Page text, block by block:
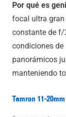
Por qué es
focal ultra
constante de f/
condiciones
panorámicos
manteniendo
Tamron 11-